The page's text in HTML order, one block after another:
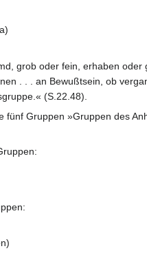
grob oder fein, erhaben
. . . an Bewußtsein, ob
(S.22.48).
fünf Gruppen »Gruppen des